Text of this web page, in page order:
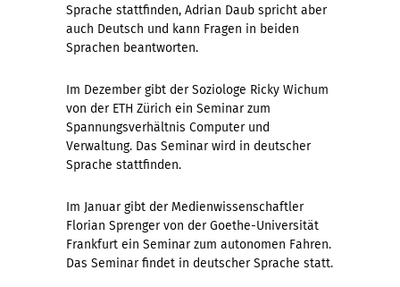
Sprache stattfinden, Adrian Daub spricht aber
auch Deutsch und kann Fragen in beiden
Sprachen beantworten.
Im Dezember gibt der Soziologe Ricky Wichum
von der ETH Zürich ein Seminar zum
Spannungsverhältnis Computer und
Verwaltung. Das Seminar wird in deutscher
Sprache stattfinden.
Im Januar gibt der Medienwissenschaftler
Florian Sprenger von der Goethe-Universität
Frankfurt ein Seminar zum autonomen Fahren.
Das Seminar findet in deutscher Sprache statt.